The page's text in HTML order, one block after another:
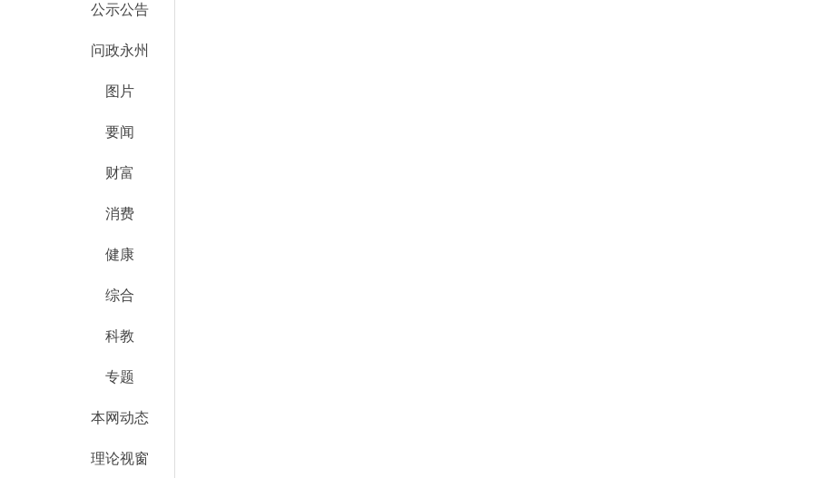
公示公告
问政永州
图片
要闻
财富
消费
健康
综合
科教
专题
本网动态
理论视窗